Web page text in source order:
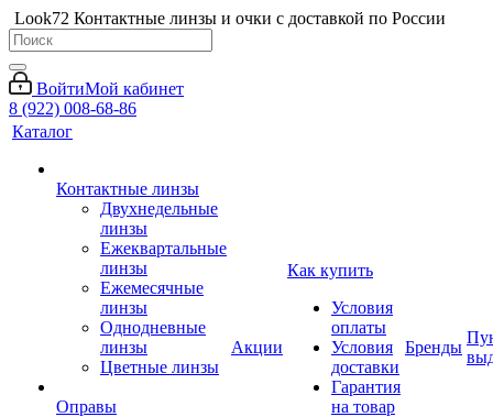
Look72 Контактные линзы и очки с доставкой по России
ВойтиМой кабинет
8 (922) 008-68-86
Каталог
Контактные линзы
Двухнедельные
линзы
Ежеквартальные
линзы
Ежемесячные
линзы
Однодневные
линзы
Цветные линзы
Оправы
Акции
Как купить
Условия
оплаты
Условия
доставки
Гарантия
на товар
Бренды